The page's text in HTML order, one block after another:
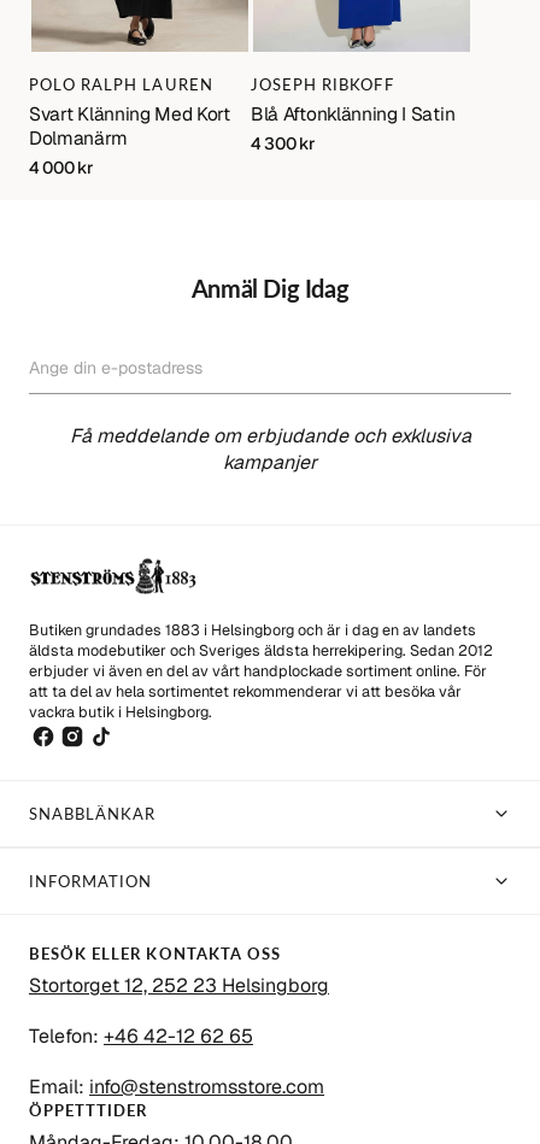
Varumärke:
POLO RALPH LAUREN
Svart Klänning Med Kort
Dolmanärm
Regular
4 000 kr
Varumärke:
JOSEPH RIBKOFF
Blå Aftonklänning I Satin
Regular
4 300 kr
Anmäl Dig Idag
Ange din e-postadress
Få meddelande om erbjudande och exklusiva
kampanjer
Butiken grundades 1883 i Helsingborg och är i dag en av landets
äldsta modebutiker och Sveriges äldsta herrekipering. Sedan 2012
erbjuder vi även en del av vårt handplockade sortiment online. För
att ta del av hela sortimentet rekommenderar vi att besöka vår
vackra butik i Helsingborg.
SNABBLÄNKAR
INFORMATION
BESÖK ELLER KONTAKTA OSS
Stortorget 12, 252 23 Helsingborg
Telefon: +46 42-12 62 65
Email: info@stenstromsstore.com
ÖPPETTTIDER